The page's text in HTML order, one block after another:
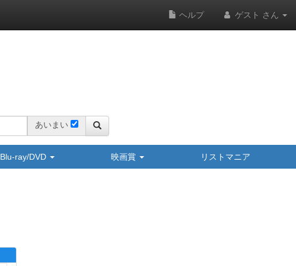
ヘルプ ゲスト さん
あいまい
Blu-ray/DVD 映画賞 リストマニア